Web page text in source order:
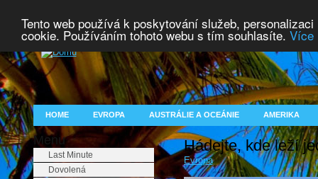
Tento web používá k poskytování služeb,
cookie. Používáním tohoto webu s tím souhlasíte. Více
HOME EVROPA AUSTRÁLIE A OCEÁNIE AMERIKA
Menu
Last Minute
Dovolená
Hádejte, kde leží
Evropa